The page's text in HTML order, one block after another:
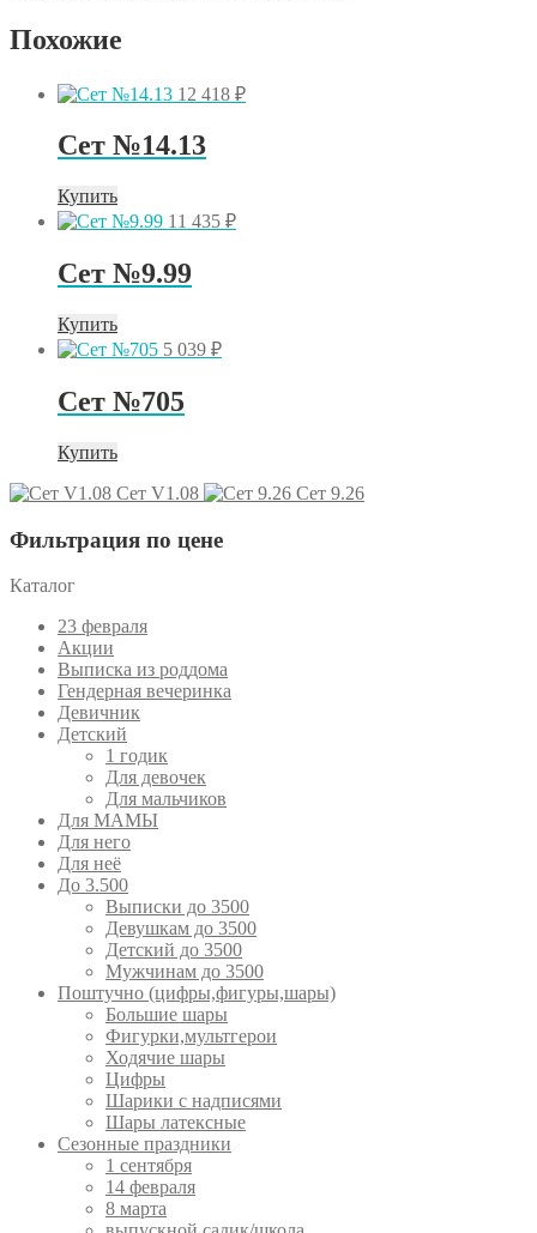
Похожие
12 418 ₽
Сет №14.13
Купить
11 435 ₽
Сет №9.99
Купить
5 039 ₽
Сет №705
Купить
Сет V1.08
Сет 9.26
Фильтрация по цене
Каталог
23 февраля
Акции
Выписка из роддома
Гендерная вечеринка
Девичник
Детский
1 годик
Для девочек
Для мальчиков
Для МАМЫ
Для него
Для неё
До 3.500
Выписки до 3500
Девушкам до 3500
Детский до 3500
Мужчинам до 3500
Поштучно (цифры,фигуры,шары)
Большие шары
Фигурки,мультгерои
Ходячие шары
Цифры
Шарики с надписями
Шары латексные
Сезонные праздники
1 сентября
14 февраля
8 марта